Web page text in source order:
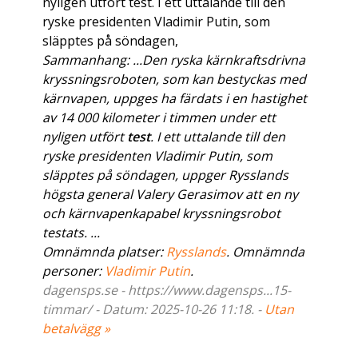
ryske presidenten Vladimir Putin, som
släpptes på söndagen,
Sammanhang: ...Den ryska kärnkraftsdrivna
kryssningsroboten, som kan bestyckas med
kärnvapen, uppges ha färdats i en hastighet
av 14 000 kilometer i timmen under ett
nyligen utförttest. I ett uttalande till den
ryske presidenten Vladimir Putin, som
släpptes på söndagen, uppger Rysslands
högsta general Valery Gerasimov att en ny
och kärnvapenkapabel kryssningsrobot
testats. ...
Omnämnda platser:Rysslands. Omnämnda
personer: Vladimir Putin.
dagensps.se - https://www.dagensps...15-
timmar/ - Datum: 2025-10-26 11:18. - Utan
betalvägg »